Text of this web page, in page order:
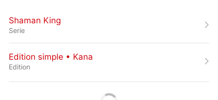
Shaman King
Serie
Edition simple • Kana
Edition